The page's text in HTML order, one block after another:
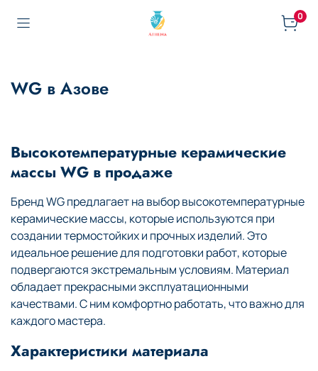
0
WG в Азове
Высокотемпературные керамические
массы WG в продаже
Бренд WG предлагает на выбор высокотемпературные
керамические массы, которые используются при
создании термостойких и прочных изделий. Это
идеальное решение для подготовки работ, которые
подвергаются экстремальным условиям. Материал
обладает прекрасными эксплуатационными
качествами. С ним комфортно работать, что важно для
каждого мастера.
Характеристики материала